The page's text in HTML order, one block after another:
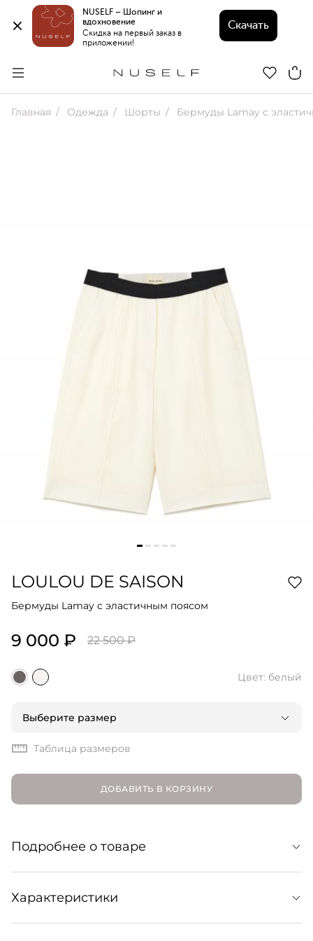
NUSELF – Шопинг и
вдохновение
Скидка на первый заказ в
приложении!
Скачать
Главная Одежда Шорты Бермуды Lamay с
LOULOU DE SAISON
Бермуды Lamay с эластичным поясом
9 000 ₽ 22 500 ₽
Цвет: белый
Выберите размер
Таблица размеров
ДОБАВИТЬ В КОРЗИНУ
Подробнее о товаре
Расслабленные бермуды из легкой костюмной шерсти
с комфортной посадкой по талии на широкой резинке.
Сочетайте с укороченной рубашкой Namil в тон или с
Характеристики